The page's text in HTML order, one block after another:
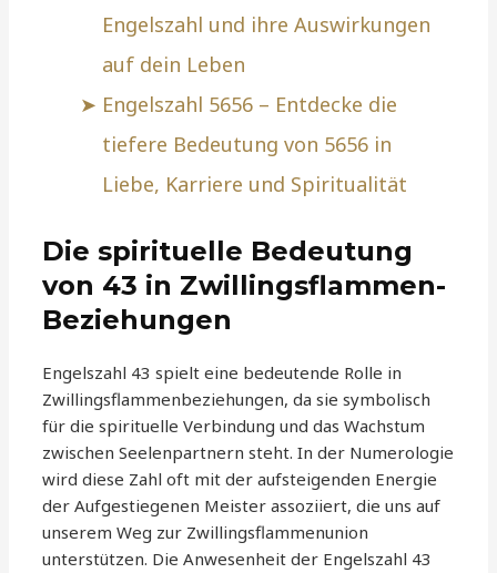
Engelszahl und ihre Auswirkungen
auf dein Leben
Engelszahl 5656 – Entdecke die
tiefere Bedeutung von 5656 in
Liebe, Karriere und Spiritualität
Die spirituelle Bedeutung
von 43 in Zwillingsflammen-
Beziehungen
Engelszahl 43 spielt eine bedeutende Rolle in
Zwillingsflammenbeziehungen, da sie symbolisch
für die spirituelle Verbindung und das Wachstum
zwischen Seelenpartnern steht. In der Numerologie
wird diese Zahl oft mit der aufsteigenden Energie
der Aufgestiegenen Meister assoziiert, die uns auf
unserem Weg zur Zwillingsflammenunion
unterstützen. Die Anwesenheit der Engelszahl 43